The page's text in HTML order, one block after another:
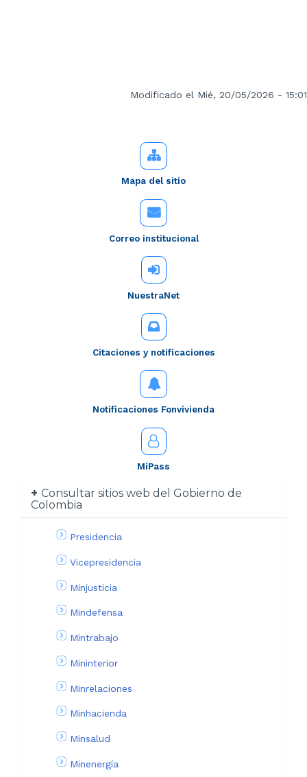
Modificado el Mié, 20/05/2026 - 15:01
Mapa del sitio
Correo institucional
NuestraNet
Citaciones y notificaciones
Notificaciones Fonvivienda
MiPass
Consultar sitios web del Gobierno de
Colombia
Presidencia
Vicepresidencia
Minjusticia
Mindefensa
Mintrabajo
Mininterior
Minrelaciones
Minhacienda
Minsalud
Minenergía